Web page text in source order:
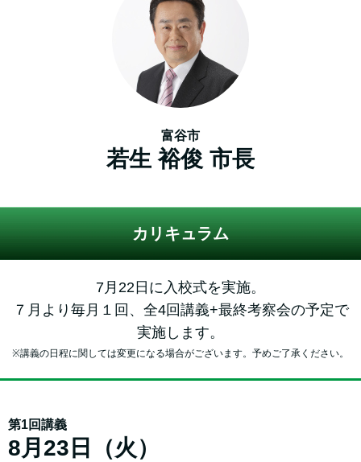
富谷市
若生 裕俊 市長
カリキュラム
7月22日に入校式を実施。
７月より毎月１回、全4回講義+最終考察会の予定で
実施します。
※講義の日程に関しては変更になる場合がございます。予めご了承ください。
第1回講義
8月23日（火）